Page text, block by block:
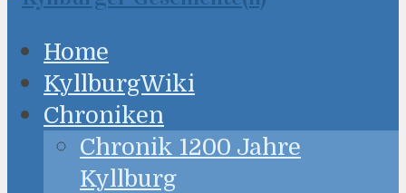
Home
KyllburgWiki
Chroniken
Chronik 1200 Jahre
Kyllburg